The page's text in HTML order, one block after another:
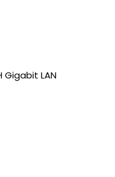
Gigabit LAN